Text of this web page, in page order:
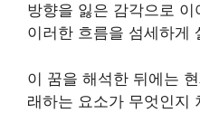
방향을 잃은 감각으로
이러한 흐름을 섬세하게
이 꿈을 해석한 뒤에는
래하는 요소가 무엇인지